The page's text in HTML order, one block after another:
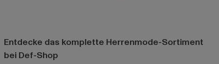
Entdecke das komplette Herrenmode-Sortiment
bei Def-Shop